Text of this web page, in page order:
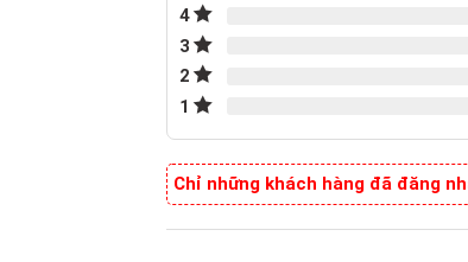
4
3
2
1
Chỉ những khách hàng đã đăng